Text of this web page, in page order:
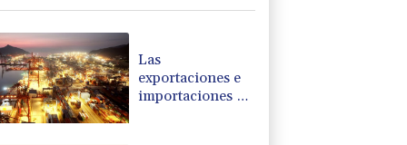
Las
exportaciones e
importaciones de